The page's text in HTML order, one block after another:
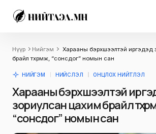
Нүүр Нийгэм
Харааны бэрхшээлтэй иргэдэд
брайл төхөөрөмж, “сонсдог” номын сан
НИЙГЭМ НИЙСЛЭЛ ОНЦЛОХ НИЙТЛЭЛ
Харааны бэрхшээлтэй
зориулсан цахим брайл
“сонсдог” номын сан